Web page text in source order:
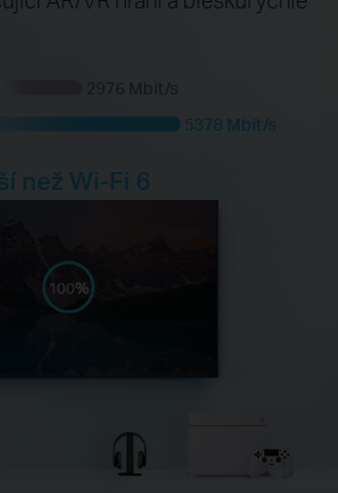
5378 Mbit/s
než Wi-Fi 6